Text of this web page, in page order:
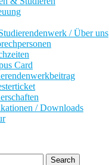
/ Über uns
Card
/ Downloads
Search